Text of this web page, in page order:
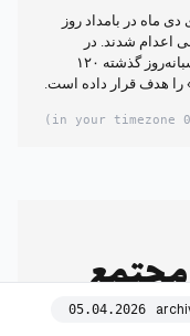
ماه در بامداد روز
اعدام شدند. در
تحولی دیگر ارتش اسرائیل اعلام کرد که در شبانه‌روز گذشته ۱۲۰
را هدف قرار داده است.
05.04.2026